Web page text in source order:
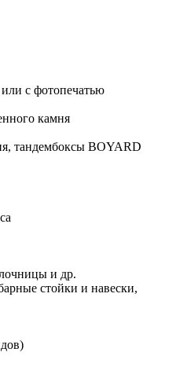
с фотопечатью
камня
тандембоксы BOYARD
и др.
стойки и навески,